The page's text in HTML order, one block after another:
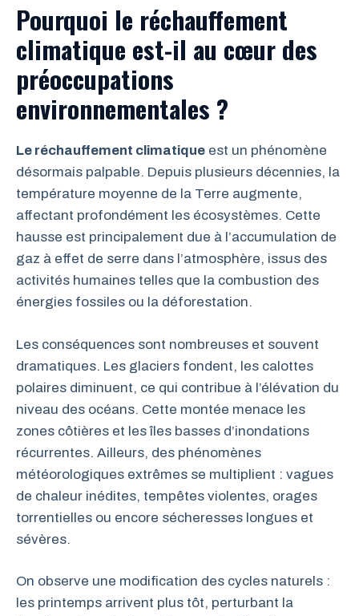
Pourquoi le réchauffement
climatique est-il au cœur des
préoccupations
environnementales ?
Le réchauffement climatique est un phénomène
désormais palpable. Depuis plusieurs décennies, la
température moyenne de la Terre augmente,
affectant profondément les écosystèmes. Cette
hausse est principalement due à l’accumulation de
gaz à effet de serre dans l’atmosphère, issus des
activités humaines telles que la combustion des
énergies fossiles ou la déforestation.
Les conséquences sont nombreuses et souvent
dramatiques. Les glaciers fondent, les calottes
polaires diminuent, ce qui contribue à l’élévation du
niveau des océans. Cette montée menace les
zones côtières et les îles basses d’inondations
récurrentes. Ailleurs, des phénomènes
météorologiques extrêmes se multiplient : vagues
de chaleur inédites, tempêtes violentes, orages
torrentielles ou encore sécheresses longues et
sévères.
On observe une modification des cycles naturels :
les printemps arrivent plus tôt, perturbant la